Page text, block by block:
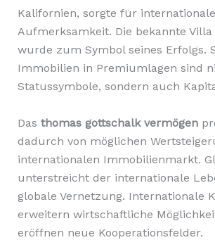
Kalifornien, sorgte für internationale
Aufmerksamkeit. Die bekannte
wurde zum Symbol seines Erfolgs.
Immobilien in Premiumlagen sind
Statussymbole, sondern auch
Das thomas gottschalk vermögen
dadurch von möglichen
internationalen Immobilienmarkt.
unterstreicht der internationale
globale Vernetzung. Internationale
erweitern wirtschaftliche
eröffnen neue Kooperationsfelder.